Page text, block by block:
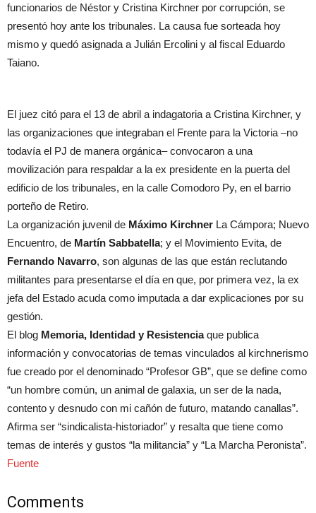
funcionarios de Néstor y Cristina Kirchner por corrupción, se
presentó hoy ante los tribunales. La causa fue sorteada hoy
mismo y quedó asignada a Julián Ercolini y al fiscal Eduardo
Taiano.
El juez citó para el 13 de abril a indagatoria a Cristina Kirchner, y
las organizaciones que integraban el Frente para la Victoria –no
todavía el PJ de manera orgánica– convocaron a una
movilización para respaldar a la ex presidente en la puerta del
edificio de los tribunales, en la calle Comodoro Py, en el barrio
porteño de Retiro.
La organización juvenil de Máximo Kirchner La Cámpora; Nuevo
Encuentro, de Martín Sabbatella; y el Movimiento Evita, de
Fernando Navarro, son algunas de las que están reclutando
militantes para presentarse el día en que, por primera vez, la ex
jefa del Estado acuda como imputada a dar explicaciones por su
gestión.
El blog Memoria, Identidad y Resistenciaque publica
información y convocatorias de temas vinculados al kirchnerismo
fue creado por el denominado “Profesor GB”, que se define como
“un hombre común, un animal de galaxia, un ser de la nada,
contento y desnudo con mi cañón de futuro, matando canallas”.
Afirma ser “sindicalista-historiador” y resalta que tiene como
temas de interés y gustos “la militancia” y “La Marcha Peronista”.
Fuente
Comments